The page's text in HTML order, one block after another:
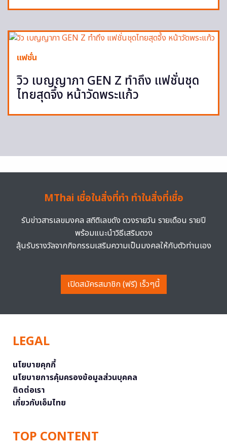
แฟชั่น
วิว เบญญาภา GEN Z ทำถึง แฟชั่นชุด
ไทยสุดจึ้ง หน้าวัดพระแก้ว
MThai เชื่อในสิ่งที่ทำ ทำในสิ่งที่เชื่อ
รับข่าวสารเลขมงคล สถิติเลขดัง ดวงรายวัน รายเดือน รายปี
พร้อมแนะนำวิธีเสริมดวง
ลุ้นรับรางวัลจากกิจกรรมเสริมความเป็นมงคลให้กับตัวท่านเอง
เปิดสมัครสมาชิก (ฟรี) เร็วๆนี้
LEGAL
นโยบายคุกกี้
นโยบายการคุ้มครองข้อมูลส่วนบุคคล
ติดต่อเรา
เกี่ยวกับเอ็มไทย
TOP CONTENT